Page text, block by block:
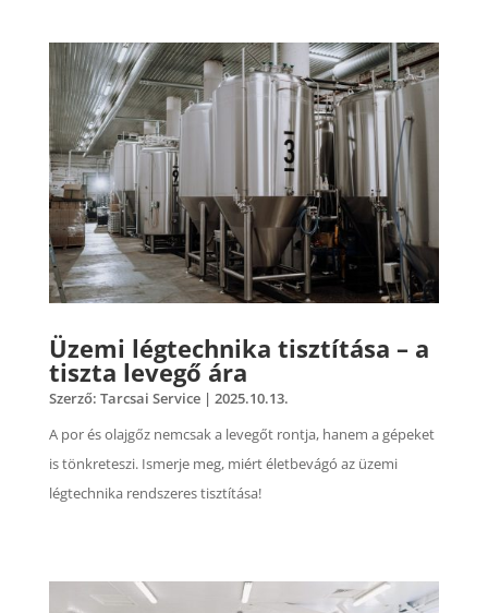
Üzemi légtechnika tisztítása – a
tiszta levegő ára
Szerző: Tarcsai Service| 2025.10.13.
A por és olajgőz nemcsak a levegőt rontja, hanem a gépeket
is tönkreteszi. Ismerje meg, miért életbevágó az üzemi
légtechnika rendszeres tisztítása!